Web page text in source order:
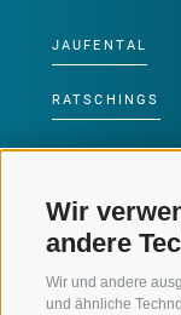
Wir
andere
Wir und andere
und ähnliche
JAUFENTAL
RATSCHINGS
RIDNAUNTAL
BERGBAHNEN
SKISCHULE